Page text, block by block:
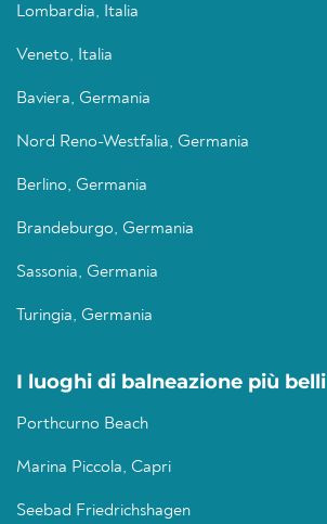
Lombardia, Italia
Veneto, Italia
Baviera, Germania
Nord Reno-Westfalia, Germania
Berlino, Germania
Brandeburgo, Germania
Sassonia, Germania
Turingia, Germania
I luoghi di balneazione più belli
Porthcurno Beach
Marina Piccola, Capri
Seebad Friedrichshagen